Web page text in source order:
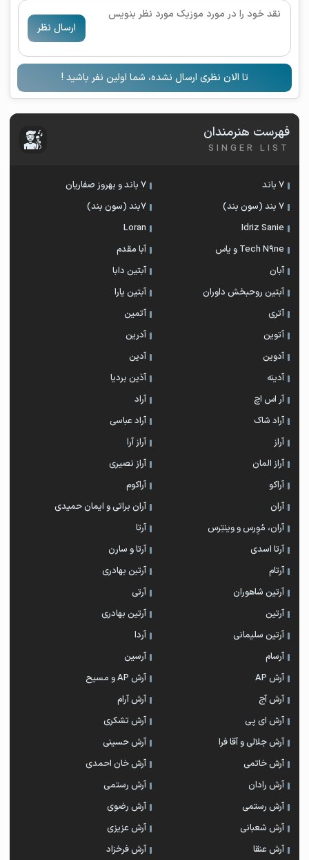
ارسال نظر
تا الان نظری ارسال نشده، شما اولین نفر باشید !
فهرست هنرمندان
SINGER LIST
7 باند
7 باند و بهروز صفاریان
7 بند (سون بند)
۷بند (سون بند)
Idriz Sanie
Loran
Tech N9ne و یاس
آبا مقدم
آبان
آبتین دابا
آبتین روحبخش داوران
آبتین یارا
آتری
آتمین
آتوین
آدرین
آدوین
آدین
آدینه
آذین بردیا
آر اس اچ
آراد
آراد شاک
آراد عباسی
آراز
آراز آرا
آراز المان
آراز نصیری
آراکو
آراکوم
آران
آران براتی و ایمان حمیدی
آران، مُوِرس و وینتِرس
آرتا
آرتا اسدی
آرتا و سارن
آرتام
آرتبن بهادری
آرتين شاهوران
آرتی
آرتین
آرتین بهادری
آرتین سلیمانی
آردا
آرسام
آرسین
آرش AP
آرش AP و مسیح
آرش آج
آرش آرام
آرش ای پی
آرش تشکری
آرش جلالی و آقا فرا
آرش حسینی
آرش خاتمی
آرش خان احمدی
آرش رادان
آرش رستمى
آرش رستمی
آرش رضوی
آرش شعبانی
آرش عزیزی
آرش عنقا
آرش فرخزاد